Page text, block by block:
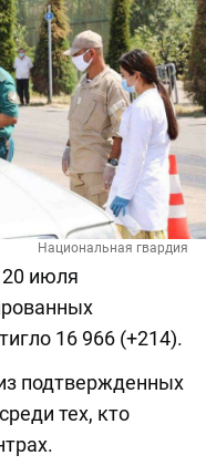
Национальная гвардия
20 июля
16 966 (+214).
подтвержденных
тех, кто